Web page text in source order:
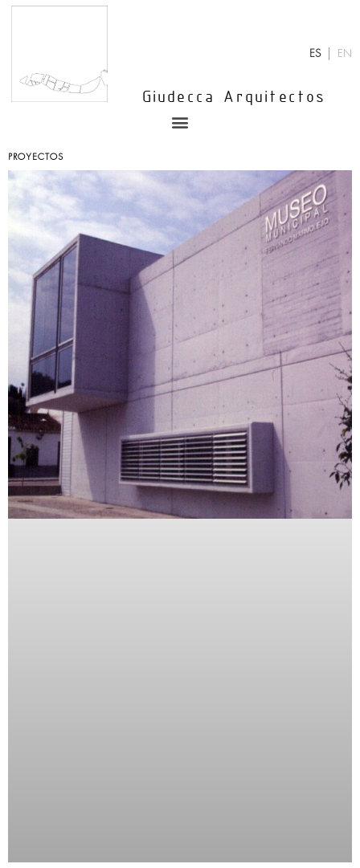
Giudecca Arquitectos
ES EN
Menu
PROYECTOS